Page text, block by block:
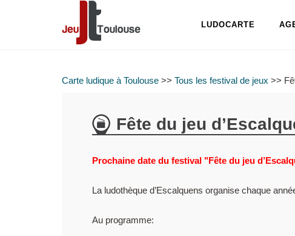
LUDOCARTE
Carte ludique à Toulouse >> Tous les festival de jeux >>
Fête du jeu
Prochaine date du festival "Fête du jeu
La ludothèque d’Escalquens organise chaque
Au programme: